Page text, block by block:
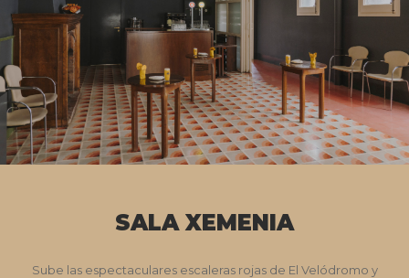
SALA XEMENIA
Sube las espectaculares escaleras rojas de El Velódromo y